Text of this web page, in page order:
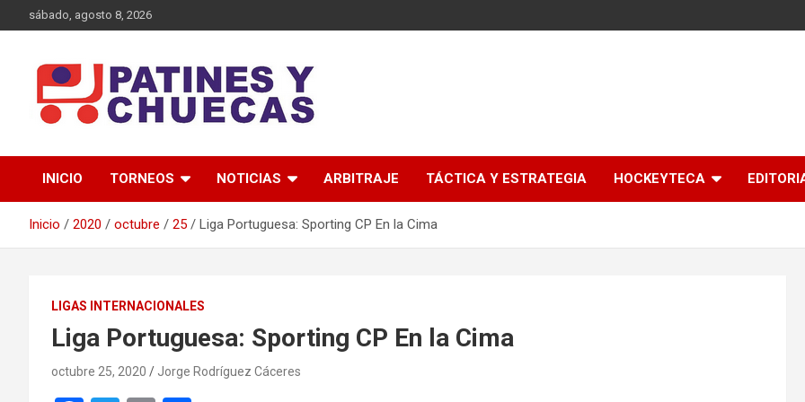
al
sábado, agosto 8, 2026
Patines y Chuecas
INICIO TORNEOS NOTICIAS ARBITRAJE TÁCTICA Y ESTRATEGIA HOCKEYTECA
Inicio 2020 octubre 25 Liga Portuguesa: Sporting CP En la Cima
LIGAS INTERNACIONALES
Liga Portuguesa: Sporting CP En la Cima
octubre 25, 2020 Jorge Rodríguez Cáceres